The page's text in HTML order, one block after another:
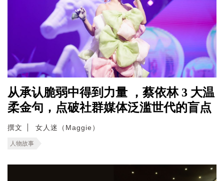
从承认脆弱中得到力量 ，蔡依林 3 大温
柔金句，点破社群媒体泛滥世代的盲点
撰文 女人迷（Maggie）
人物故事